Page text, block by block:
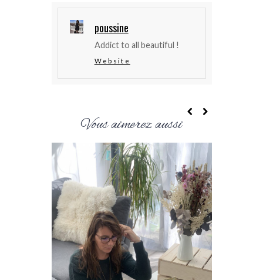
poussine
Addict to all beautiful !
Website
Vous aimerez aussi